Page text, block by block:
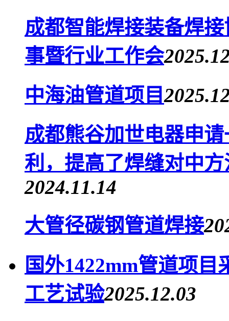
成都智能焊接装备焊
事暨行业工作会
中海油管道项目
成都熊谷加世电器申
利，提高了焊缝对中
2024.11.14
大管径碳钢管道焊接
国外1422mm管道项
工艺试验2025.12.03